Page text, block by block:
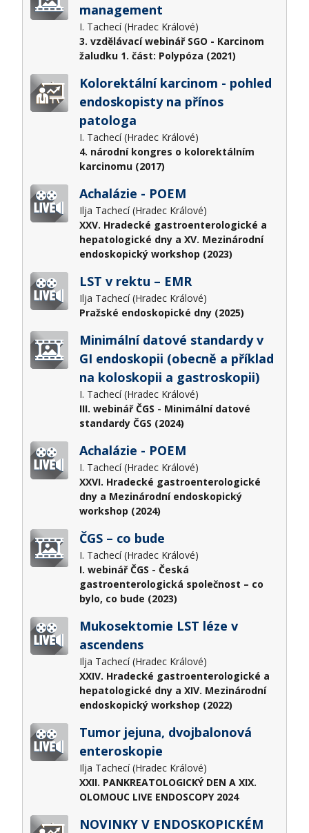
management
I. Tachecí (Hradec Králové)
3. vzdělávací webinář SGO - Karcinom
žaludku 1. část: Polypóza (2021)
Kolorektální karcinom - pohled
endoskopisty na přínos
patologa
I. Tachecí (Hradec Králové)
4. národní kongres o kolorektálním
karcinomu (2017)
Achalázie - POEM
Ilja Tachecí (Hradec Králové)
XXV. Hradecké gastroenterologické a
hepatologické dny a XV. Mezinárodní
endoskopický workshop (2023)
LST v rektu – EMR
Ilja Tachecí (Hradec Králové)
Pražské endoskopické dny (2025)
Minimální datové standardy v
GI endoskopii (obecně a příklad
na koloskopii a gastroskopii)
I. Tachecí (Hradec Králové)
III. webinář ČGS - Minimální datové
standardy ČGS (2024)
Achalázie - POEM
I. Tachecí (Hradec Králové)
XXVI. Hradecké gastroenterologické
dny a Mezinárodní endoskopický
workshop (2024)
ČGS – co bude
I. Tachecí (Hradec Králové)
I. webinář ČGS - Česká
gastroenterologická společnost – co
bylo, co bude (2023)
Mukosektomie LST léze v
ascendens
Ilja Tachecí (Hradec Králové)
XXIV. Hradecké gastroenterologické a
hepatologické dny a XIV. Mezinárodní
endoskopický workshop (2022)
Tumor jejuna, dvojbalonová
enteroskopie
Ilja Tachecí (Hradec Králové)
XXII. PANKREATOLOGICKÝ DEN A XIX.
OLOMOUC LIVE ENDOSCOPY 2024
NOVINKY V ENDOSKOPICKÉM